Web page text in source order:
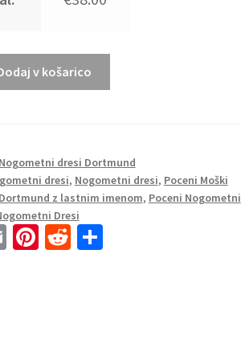
v košarico
Nogometni dresi Dortmund
dresi, Nogometni dresi, Poceni Moški
z lastnim imenom, Poceni Nogometni
Dresi
E Pi R S